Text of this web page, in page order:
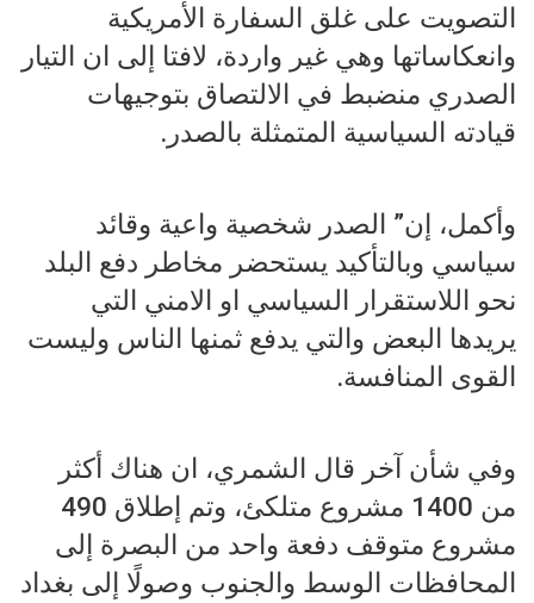
التصويت على غلق السفارة الأمريكية
وانعكاساتها وهي غير واردة، لافتا إلى ان التيار
الصدري منضبط في الالتصاق بتوجيهات
قيادته السياسية المتمثلة بالصدر.
وأكمل، إن” الصدر شخصية واعية وقائد
سياسي وبالتأكيد يستحضر مخاطر دفع البلد
نحو اللاستقرار السياسي او الامني التي
يريدها البعض والتي يدفع ثمنها الناس وليست
القوى المنافسة.
وفي شأن آخر قال الشمري، ان هناك أكثر
من 1400 مشروع متلكئ، وتم إطلاق 490
مشروع متوقف دفعة واحد من البصرة إلى
المحافظات الوسط والجنوب وصولًا إلى بغداد